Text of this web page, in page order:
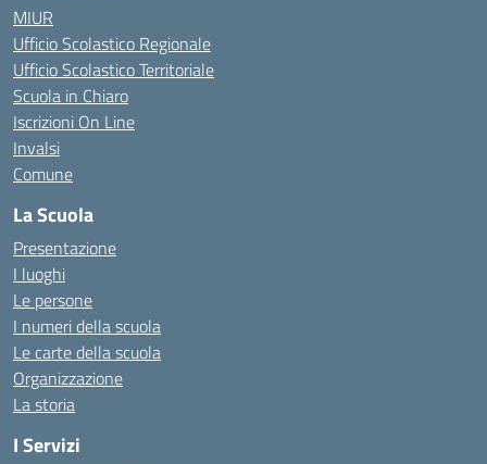
MIUR
Ufficio Scolastico Regionale
Ufficio Scolastico Territoriale
Scuola in Chiaro
Iscrizioni On Line
Invalsi
Comune
La Scuola
Presentazione
I luoghi
Le persone
I numeri della scuola
Le carte della scuola
Organizzazione
La storia
I Servizi